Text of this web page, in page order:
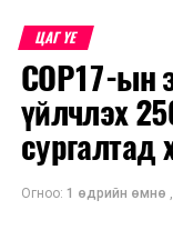
НҮБ-ын Хөдөө аж
уулзалт боллоо
ЦАГ ҮЕ
COP17-ын
үйлчлэх
сургалтад
Огноо: 1 өдрийн өмнө ,